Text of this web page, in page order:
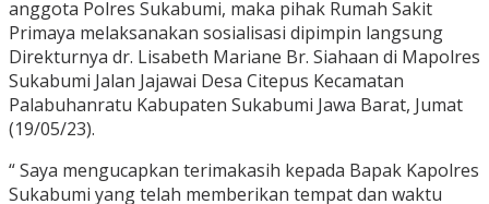
anggota Polres Sukabumi, maka pihak Rumah Sakit
Primaya melaksanakan sosialisasi dipimpin langsung
Direkturnya dr. Lisabeth Mariane Br. Siahaan di Mapolres
Sukabumi Jalan Jajawai Desa Citepus Kecamatan
Palabuhanratu Kabupaten Sukabumi Jawa Barat, Jumat
(19/05/23).
“ Saya mengucapkan terimakasih kepada Bapak Kapolres
Sukabumi yang telah memberikan tempat dan waktu